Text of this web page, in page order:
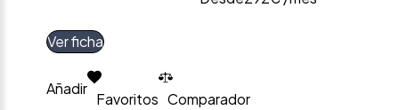
Ver ficha
Añadir
Favoritos Comparador